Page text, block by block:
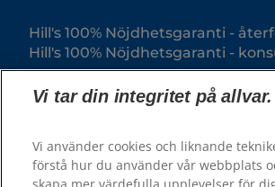
Hill's 100% Nöjdhetsgaranti -
Hill's 100% Nöjdhetsgaranti -
Vi tar din integritet på allvar.
Vi använder cookies och liknande
förstå hur du använder vår webbplats